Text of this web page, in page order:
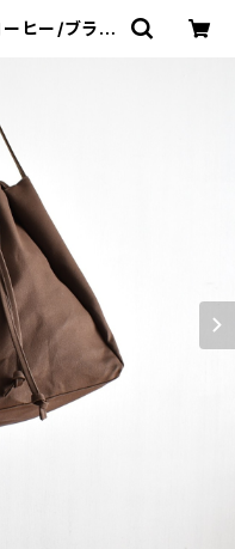
ヒー/ブラウ
STORE